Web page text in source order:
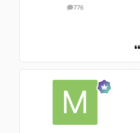
776
messages